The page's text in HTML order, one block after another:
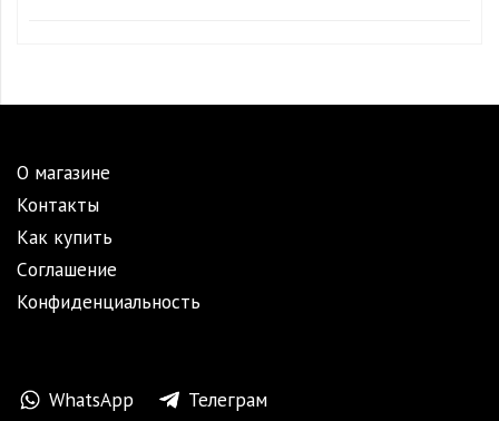
О магазине
Контакты
Как купить
Cоглашение
Конфиденциальность
WhatsApp Телеграм